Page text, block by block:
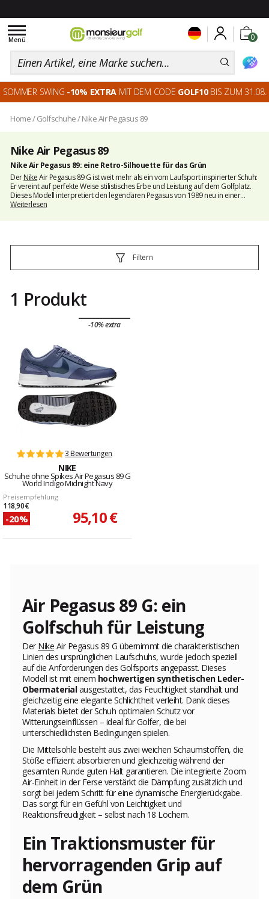
0
Toggle
navigation
Menü
SOMMER SWING -10% EXTRA MIT DEM CODE GOLF10BIS ZUM 31.08.
Home/ Golfschuhe/Nike Air Pegasus 89
Nike Air Pegasus 89
Nike Air Pegasus 89: eine Retro-Silhouette für das Grün
DerNikeAir Pegasus 89 G ist weit mehr als ein vom Laufsport inspirierter Schuh:
Er vereint auf perfekte Weise stilistisches Erbe und Leistung auf dem Golfplatz.
Dieses Modell interpretiert den legendären Pegasus von 1989 neu in einer
Version für Golfer
Obermaterial aus synthetischem Leder, einer Mittelsohle mit weichem
Weiterlesen
Filtern
1 Produkt
-10% extra
3 Bewertungen
NIKE
Schuhe ohne Spikes Air Pegasus 89 G
World Indigo Midnight Navy
Preisempfehlung
118,90 €
-20% 95,10 €
Air Pegasus 89 G: ein
Golfschuh für Leistung
Der Nike Air Pegasus 89 G übernimmt die charakteristischen
Linien des ursprünglichen Laufschuhs, wurde jedoch speziell
auf die Anforderungen des Golfsports angepasst. Dieses
Modell ist mit einem hochwertigen synthetischen Leder-
Obermaterialausgestattet, das Feuchtigkeit standhält und
gleichzeitig eine elegante Schlichtheit verleiht. Dank dieses
Materials bietet der Schuh optimalen Schutz vor
Witterungseinflüssen – ideal für Golfer, die bei
unterschiedlichsten Bedingungen spielen.
Die Mittelsohle besteht aus zwei weichen Schaumstoffen, die
Stöße effizient absorbieren und gleichzeitig während der
gesamten Runde guten Halt garantieren. Die integrierte Zoom
Air-Einheit in der Ferse verstärkt die Dämpfung zusätzlich und
sorgt bei jedem Schritt für eine dynamische Energierückgabe.
Das sorgt für ein Gefühl von Leichtigkeit und
Reaktionsfreudigkeit – selbst nach 18 Löchern.
Ein Traktionsmuster für
hervorragenden Grip auf
dem Grün